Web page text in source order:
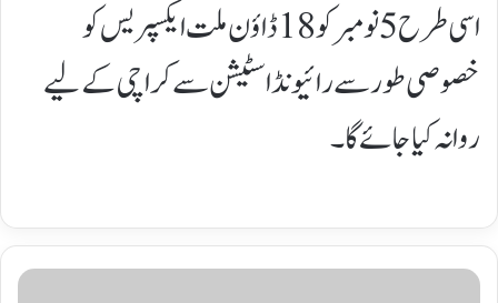
اسی طرح 5 نومبر کو 18 ڈاؤن ملت ایکسپریس کو
خصوصی طور سے رائیونڈ اسٹیشن سے کراچی کے لیے
روانہ کیا جائے گا۔